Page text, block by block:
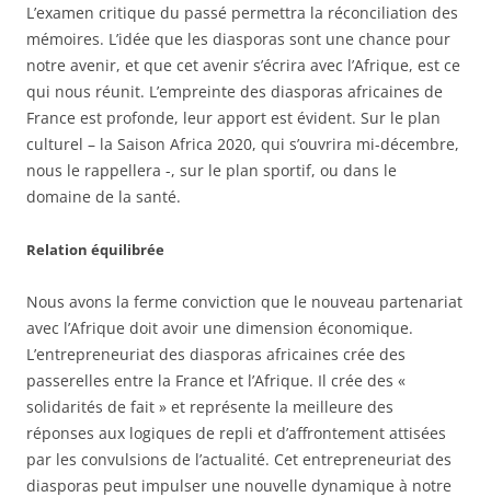
L’examen critique du passé permettra la réconciliation des
mémoires. L’idée que les diasporas sont une chance pour
notre avenir, et que cet avenir s’écrira avec l’Afrique, est ce
qui nous réunit. L’empreinte des diasporas africaines de
France est profonde, leur apport est évident. Sur le plan
culturel – la Saison Africa 2020, qui s’ouvrira mi-décembre,
nous le rappellera -, sur le plan sportif, ou dans le
domaine de la santé.
Relation équilibrée
Nous avons la ferme conviction que le nouveau partenariat
avec l’Afrique doit avoir une dimension économique.
L’entrepreneuriat des diasporas africaines crée des
passerelles entre la France et l’Afrique. Il crée des «
solidarités de fait » et représente la meilleure des
réponses aux logiques de repli et d’affrontement attisées
par les convulsions de l’actualité. Cet entrepreneuriat des
diasporas peut impulser une nouvelle dynamique à notre